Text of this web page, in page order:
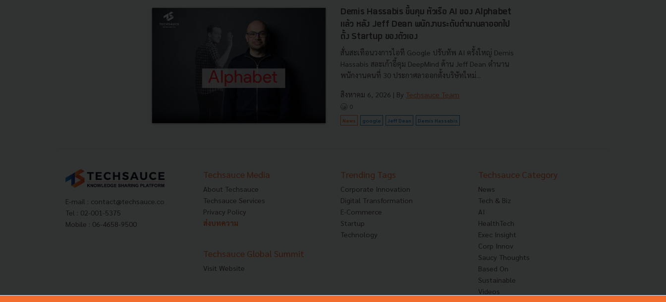
Demis Hassabis ขึ้นคุม หัวเรือ AI ของ Alphabet
แล้ว หลัง Jeff Dean พนักงานระดับตำนานลาออกไป
ตั้ง Startup ของตัวเอง
สั่นสะเทือนวงการไอที Google ปรับทัพ AI ครั้งใหญ่ Demis
Hassabis สละเก้าอี้คุม DeepMind ด้าน Jeff Dean ตำนาน
พนักงานคนที่ 30 ประกาศลาออกตั้งบริษัทใหม่...
สิงหาคม 6, 2026 | By Techsauce Team
0
News google Jeff Dean Demis Hassabis
E-mail : contact@techsauce.co
Tel : 02-001-5375
Mobile : 06-4658-9500
Techsauce Media
About Techsauce
Techsauce Services
Privacy Policy
ส่งบทความ
Techsauce Global Summit
Visit Website
Trending Tags
Corporate Innovation
Digital Transformation
E-Commerce
Startup
Technology
Techsauce Category
News
Tech & Biz
AI
HealthTech
Exec Insight
Corp Innov
Saucy Thoughts
Based On
Sustainable
Videos